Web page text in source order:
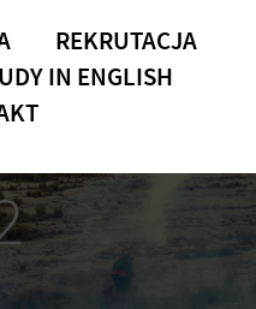
REKRUTACJA
IN ENGLISH